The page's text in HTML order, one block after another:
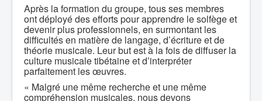
Après la formation du groupe, tous ses membres
ont déployé des efforts pour apprendre le solfège et
devenir plus professionnels, en surmontant les
difficultés en matière de langage, d’écriture et de
théorie musicale. Leur but est à la fois de diffuser la
culture musicale tibétaine et d’interpréter
parfaitement les œuvres.
« Malgré une même recherche et une même
compréhension musicales, nous devons